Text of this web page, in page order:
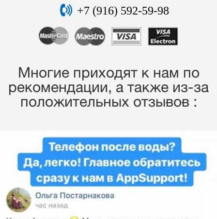
+7 (916) 592-59-98
Многие приходят к нам по
рекомендации, a также из-за
положительных отзывов :